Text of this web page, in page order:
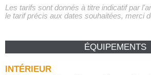
Les tarifs sont donnés à titre indicatif par
le tarif précis aux dates souhaitées, merci
ÉQUIPEMENTS
INTÉRIEUR